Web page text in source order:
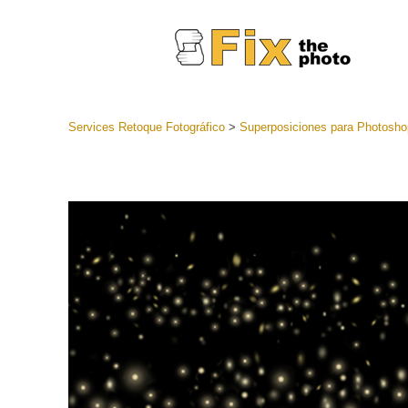
Servicios
Ajustes
mejor
Services Retoque Fotográfico> Superposiciones para